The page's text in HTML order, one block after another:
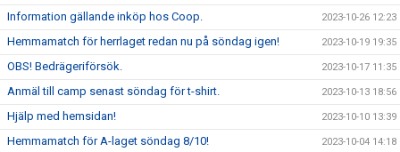
Information gällande inköp hos Coop. 2023-10-26 12:23
Hemmamatch för herrlaget redan nu på söndag igen! 2023-10-19 19:35
OBS! Bedrägeriförsök. 2023-10-17 11:35
Anmäl till camp senast söndag för t-shirt. 2023-10-13 18:56
Hjälp med hemsidan! 2023-10-10 13:39
Hemmamatch för A-laget söndag 8/10! 2023-10-04 14:18